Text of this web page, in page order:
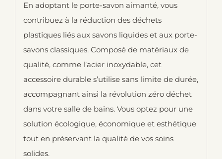
En adoptant le porte-savon aimanté, vous
contribuez à la réduction des déchets
plastiques liés aux savons liquides et aux porte-
savons classiques. Composé de matériaux de
qualité, comme l’acier inoxydable, cet
accessoire durable s’utilise sans limite de durée,
accompagnant ainsi la révolution zéro déchet
dans votre salle de bains. Vous optez pour une
solution écologique, économique et esthétique
tout en préservant la qualité de vos soins
solides.